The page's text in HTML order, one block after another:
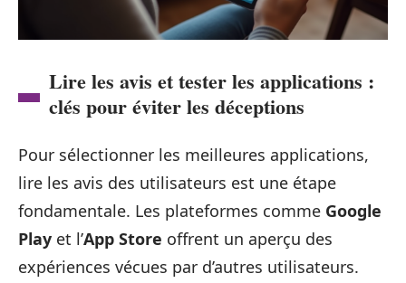
Lire les avis et tester les applications :
clés pour éviter les déceptions
Pour sélectionner les meilleures applications,
lire les avis des utilisateurs est une étape
fondamentale. Les plateformes comme Google
Play et l’App Store offrent un aperçu des
expériences vécues par d’autres utilisateurs.